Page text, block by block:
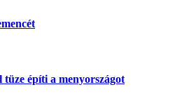
tüze építi a menyországot